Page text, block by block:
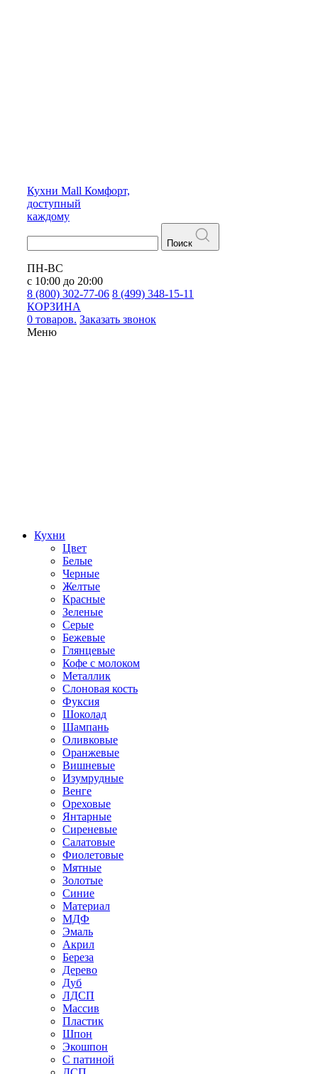
Кухни Mall Комфорт,
доступный
каждому
Поиск
ПН-ВС
с 10:00 до 20:00
8 (800) 302-77-06 8 (499) 348-15-11
КОРЗИНА
0 товаров. Заказать звонок
Меню
Кухни
Цвет
Белые
Черные
Желтые
Красные
Зеленые
Серые
Бежевые
Глянцевые
Кофе с молоком
Металлик
Слоновая кость
Фуксия
Шоколад
Шампань
Оливковые
Оранжевые
Вишневые
Изумрудные
Венге
Ореховые
Янтарные
Сиреневые
Салатовые
Фиолетовые
Мятные
Золотые
Синие
Материал
МДФ
Эмаль
Акрил
Береза
Дерево
Дуб
ЛДСП
Массив
Пластик
Шпон
Экошпон
С патиной